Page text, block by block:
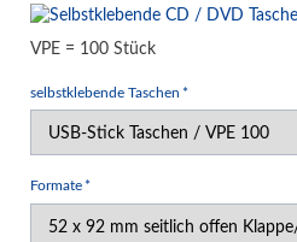
VPE = 100 Stück
Pflichtfeld
selbstklebende Taschen *
Pflichtfeld
Formate *